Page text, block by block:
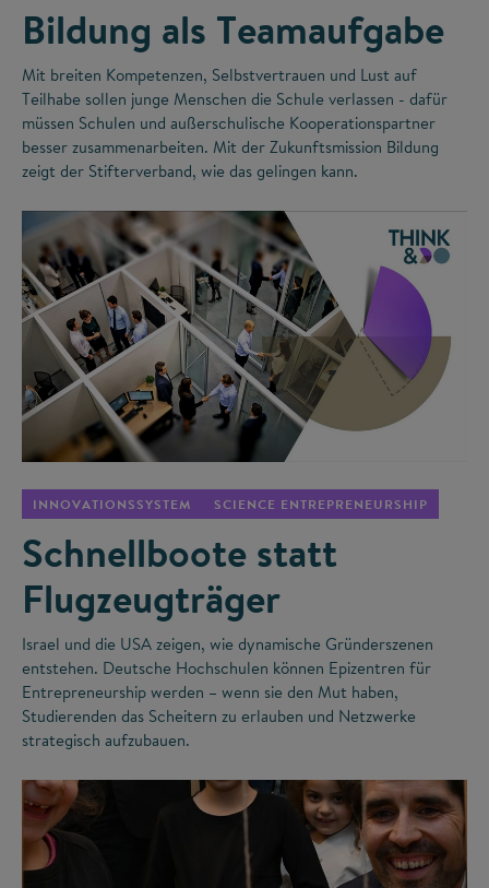
Bildung als Teamaufgabe
Mit breiten Kompetenzen, Selbstvertrauen und Lust auf
Teilhabe sollen junge Menschen die Schule verlassen - dafür
müssen Schulen und außerschulische Kooperationspartner
besser zusammenarbeiten. Mit der Zukunftsmission Bildung
zeigt der Stifterverband, wie das gelingen kann.
INNOVATIONSSYSTEM SCIENCE ENTREPRENEURSHIP
Schnellboote statt
Flugzeugträger
Israel und die USA zeigen, wie dynamische Gründerszenen
entstehen. Deutsche Hochschulen können Epizentren für
Entrepreneurship werden – wenn sie den Mut haben,
Studierenden das Scheitern zu erlauben und Netzwerke
strategisch aufzubauen.